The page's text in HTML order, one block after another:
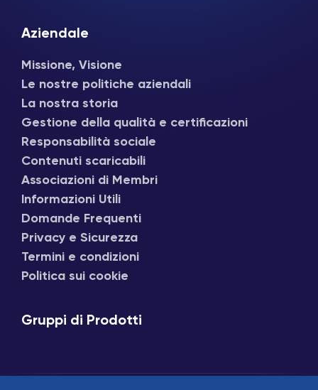
Aziendale
Missione, Visione
Le nostre politiche aziendali
La nostra storia
Gestione della qualità e certificazioni
Responsabilità sociale
Contenuti scaricabili
Associazioni di Membri
Informazioni Utili
Domande Frequenti
Privacy e Sicurezza
Termini e condizioni
Politica sui cookie
Gruppi di Prodotti